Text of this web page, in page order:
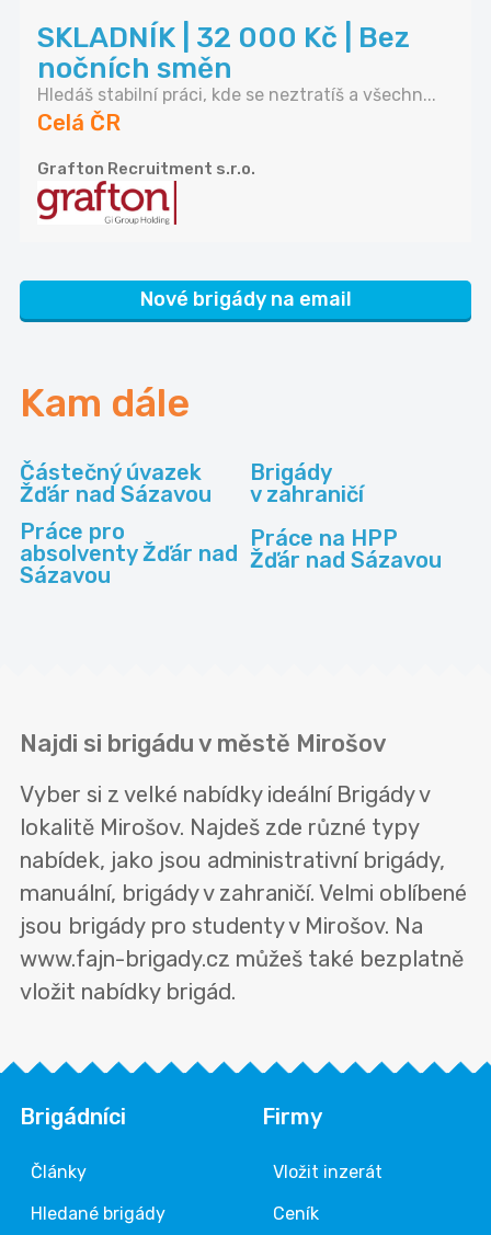
SKLADNÍK | 32 000 Kč | Bez
nočních směn
Hledáš stabilní práci, kde se neztratíš a všechn...
Celá ČR
Grafton Recruitment s.r.o.
Nové brigády na email
Kam dále
Částečný úvazek
Žďár nad Sázavou
Brigády
v zahraničí
Práce pro
absolventy Žďár nad
Sázavou
Práce na HPP
Žďár nad Sázavou
Najdi si brigádu v městě Mirošov
Vyber si z velké nabídky ideální Brigády v
lokalitě Mirošov. Najdeš zde různé typy
nabídek, jako jsou administrativní brigády,
manuální, brigády v zahraničí. Velmi oblíbené
jsou brigády pro studenty v Mirošov. Na
www.fajn-brigady.cz můžeš také bezplatně
vložit nabídky brigád.
Brigádníci
Články
Hledané brigády
Firmy
Vložit inzerát
Ceník